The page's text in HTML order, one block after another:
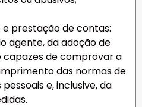
e prestação de contas:
agente, da adoção de
capazes de comprovar a
das normas de
e, inclusive, da